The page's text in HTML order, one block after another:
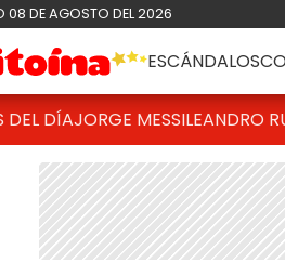
08 DE AGOSTO DEL 2026
ESCÁNDALOS
DEL DÍAJORGE MESSILEANDRO